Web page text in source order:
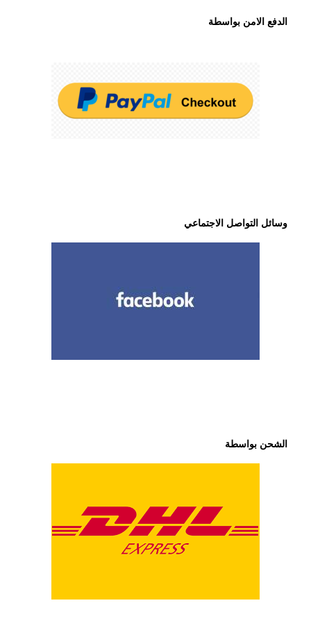
الدفع الامن بواسطة
وسائل التواصل الاجتماعي
الشحن بواسطة